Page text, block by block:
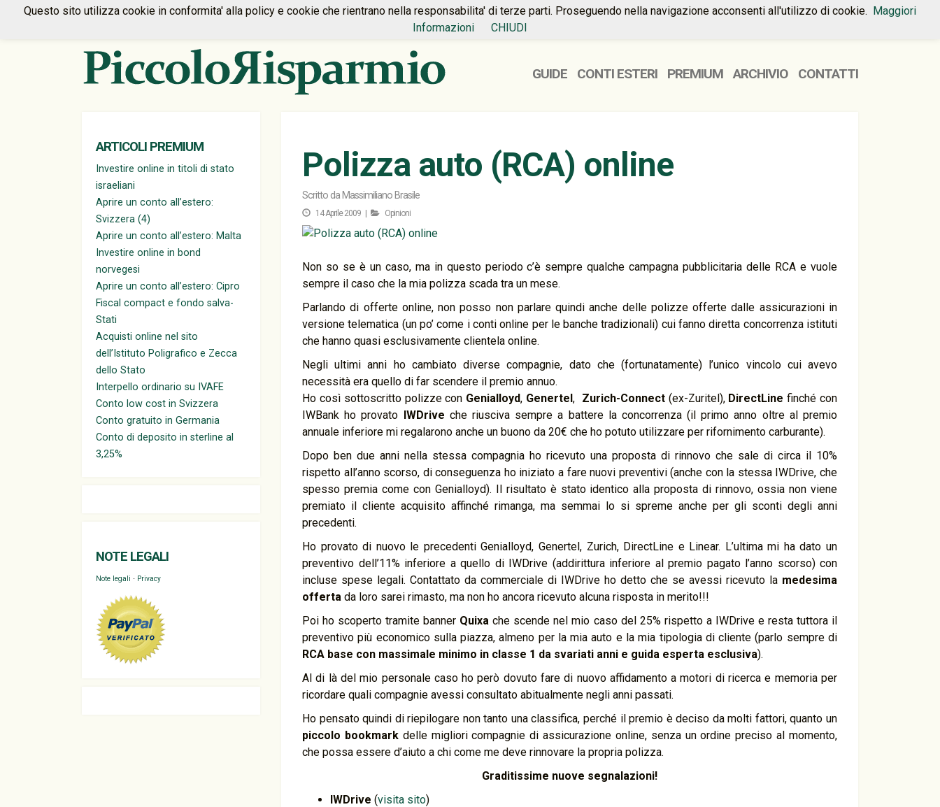
HOME PREMIUM CONTATTI
GUIDE CONTI ESTERI PREMIUM ARCHIVIO CONTATTI
ARTICOLI PREMIUM
Investire online in titoli di stato
israeliani
Aprire un conto all’estero:
Svizzera (4)
Aprire un conto all’estero: Malta
Investire online in bond
norvegesi
Aprire un conto all’estero: Cipro
Fiscal compact e fondo salva-
Stati
Acquisti online nel sito
dell’Istituto Poligrafico e Zecca
dello Stato
Interpello ordinario su IVAFE
Conto low cost in Svizzera
Conto gratuito in Germania
Conto di deposito in sterline al
3,25%
NOTE LEGALI
Note legali - Privacy
Polizza auto (RCA) online
Scritto da Massimiliano Brasile
14 Aprile 2009 | Opinioni
Non so se è un caso, ma in questo periodo c’è sempre qualche campagna pubblicitaria delle RCA e vuole
sempre il caso che la mia polizza scada tra un mese.
Parlando di offerte online, non posso non parlare quindi anche delle polizze offerte dalle assicurazioni in
versione telematica (un po’ come i conti online per le banche tradizionali) cui fanno diretta concorrenza istituti
che hanno quasi esclusivamente clientela online.
Negli ultimi anni ho cambiato diverse compagnie, dato che (fortunatamente) l’unico vincolo cui avevo
necessità era quello di far scendere il premio annuo.
Ho così sottoscritto polizze con Genialloyd, Genertel, Zurich-Connect(ex-Zuritel), DirectLine finché con
IWBank ho provato IWDrive che riusciva sempre a battere la concorrenza (il primo anno oltre al premio
annuale inferiore mi regalarono anche un buono da 20€ che ho potuto utilizzare per rifornimento carburante).
Dopo ben due anni nella stessa compagnia ho ricevuto una proposta di rinnovo che sale di circa il 10%
rispetto all’anno scorso, di conseguenza ho iniziato a fare nuovi preventivi (anche con la stessa IWDrive, che
spesso premia come con Genialloyd). Il risultato è stato identico alla proposta di rinnovo, ossia non viene
premiato il cliente acquisito affinché rimanga, ma semmai lo si spreme anche per gli sconti degli anni
precedenti.
Ho provato di nuovo le precedenti Genialloyd, Genertel, Zurich, DirectLine e Linear. L’ultima mi ha dato un
preventivo dell’11% inferiore a quello di IWDrive (addirittura inferiore al premio pagato l’anno scorso) con
incluse spese legali. Contattato da commerciale di IWDrive ho detto che se avessi ricevuto la medesima
offerta da loro sarei rimasto, ma non ho ancora ricevuto alcuna risposta in merito!!!
Poi ho scoperto tramite banner Quixache scende nel mio caso del 25% rispetto a IWDrive e resta tuttora il
preventivo più economico sulla piazza, almeno per la mia auto e la mia tipologia di cliente (parlo sempre di
RCA base con massimale minimo in classe 1 da svariati anni e guida esperta esclusiva).
Al di là del mio personale caso ho però dovuto fare di nuovo affidamento a motori di ricerca e memoria per
ricordare quali compagnie avessi consultato abitualmente negli anni passati.
Ho pensato quindi di riepilogare non tanto una classifica, perché il premio è deciso da molti fattori, quanto un
piccolo bookmarkdelle migliori compagnie di assicurazione online, senza un ordine preciso al momento,
che possa essere d’aiuto a chi come me deve rinnovare la propria polizza.
Graditissime nuove segnalazioni!
IWDrive (visita sito)
Questo sito utilizza cookie in conformita' alla policy e cookie che rientrano nella responsabilita' di terze parti. Proseguendo nella navigazione acconsenti all'utilizzo di cookie. Maggiori
Informazioni
CHIUDI